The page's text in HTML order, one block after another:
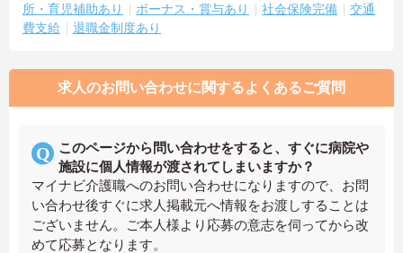
所・育児補助あり
ボーナス・賞与あり 社会保険完備
交通
費支給
退職金制度あり
求人のお問い合わせに関するよくあるご質問
このページから問い合わせをすると、すぐに病院や
施設に個人情報が渡されてしまいますか？
マイナビ介護職へのお問い合わせになりますので、お問
い合わせ後すぐに求人掲載元へ情報をお渡しすることは
ございません。ご本人様より応募の意志を伺ってから改
めて応募となります。